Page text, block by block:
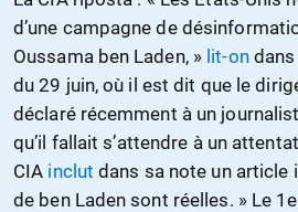
d’une campagne de
Oussama ben Laden, » lit-ondans
du 29 juin, où il est dit que le
déclaré récemment à un
qu’il fallait s’attendre à un
CIA inclut dans sa note un article
de ben Laden sont réelles. » Le